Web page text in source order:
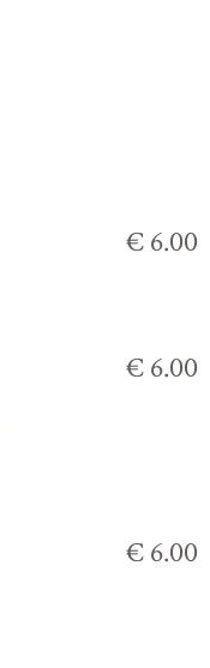
€ 6.00
€ 6.00
€ 6.00